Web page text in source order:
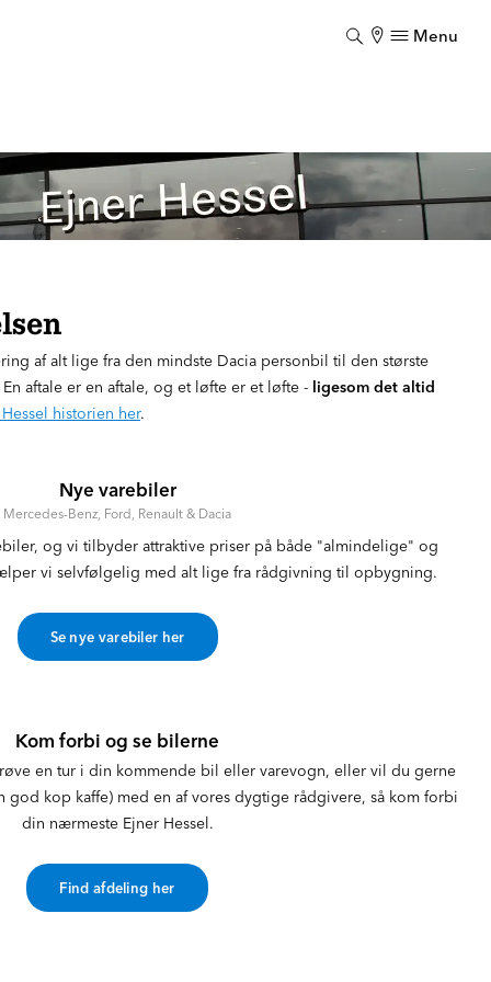
Menu
af alt lige fra den mindste Dacia personbil til den største
aftale er en aftale, og et løfte er et løfte - ligesom det altid
historien her.
Nye varebiler
Mercedes-Benz, Ford, Renault & Dacia
og vi tilbyder attraktive priser på både "almindelige" og
vi selvfølgelig med alt lige fra rådgivning til opbygning.
Se nye varebiler her
Kom forbi og se bilerne
en tur i din kommende bil eller varevogn, eller vil du gerne
kop kaffe) med en af vores dygtige rådgivere, så kom forbi
din nærmeste Ejner Hessel.
Find afdeling her